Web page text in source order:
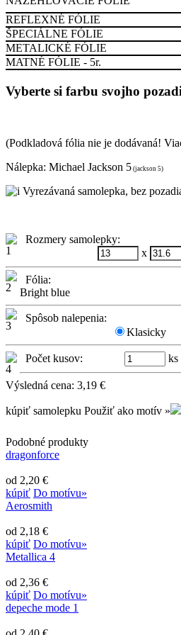
REFLEXNÉ FÓLIE
ŠPECIÁLNE FÓLIE
METALICKÉ FÓLIE
MATNÉ FÓLIE - 5r.
Vyberte si farbu svojho
(Podkladová fólia nie je dodávaná!
Nálepka: Michael Jackson 5 (jackson 5)
Vyrezávaná samolepka, bez
Rozmery samolepky:
x
Fólia:
Bright blue
Spôsob nalepenia:
Klasicky
Počet kusov: ks
Výsledná cena: 3,19 €
kúpiť samolepku Použiť ako motív »
Podobné produkty
dragonforce
od 2,20 €
kúpiť Do motívu»
Aerosmith
od 2,18 €
kúpiť Do motívu»
Metallica 4
od 2,36 €
kúpiť Do motívu»
depeche mode 1